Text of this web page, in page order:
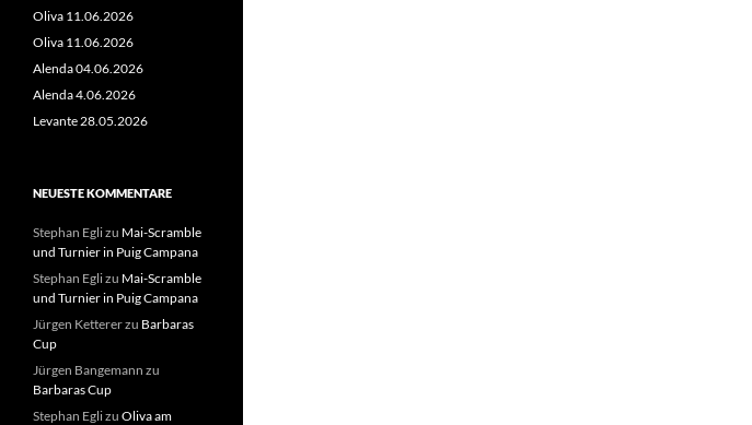
Oliva 11.06.2026
Oliva 11.06.2026
Alenda 04.06.2026
Alenda 4.06.2026
Levante 28.05.2026
NEUESTE KOMMENTARE
Stephan Eglizu Mai-Scramble
und Turnier in Puig Campana
Stephan Eglizu Mai-Scramble
und Turnier in Puig Campana
Jürgen Kettererzu Barbaras
Cup
Jürgen Bangemann zu
Barbaras Cup
Stephan Eglizu Oliva am